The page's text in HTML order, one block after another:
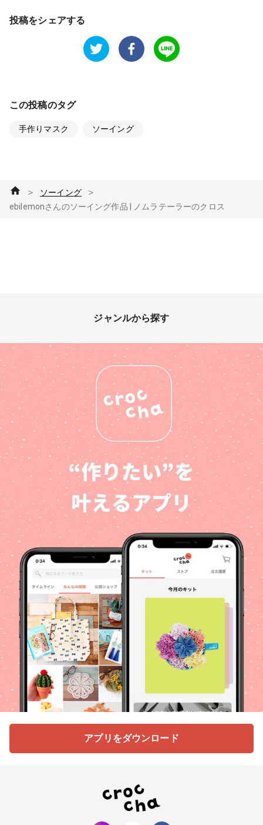
投稿をシェアする
この投稿のタグ
手作りマスク ソーイング
＞ ソーイング ＞
ebilemonさんのソーイング作品 | ノムラテーラーのクロス
ジャンルから探す
アプリをダウンロード